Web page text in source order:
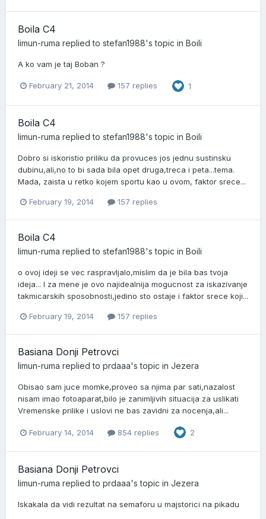
Boila C4
limun-ruma replied to stefan1988's topic in Boili
A ko vam je taj Boban ?
February 21, 2014 157 replies 1
Boila C4
limun-ruma replied to stefan1988's topic in Boili
Dobro si iskoristio priliku da provuces jos jednu sustinsku
dubinu,ali,no to bi sada bila opet druga,treca i peta...tema.
Mada, zaista u retko kojem sportu kao u ovom, faktor srece...
February 19, 2014 157 replies
Boila C4
limun-ruma replied to stefan1988's topic in Boili
o ovoj ideji se vec raspravljalo,mislim da je bila bas tvoja
ideja... I za mene je ovo najidealnija mogucnost za iskazivanje
takmicarskih sposobnosti,jedino sto ostaje i faktor srece koji...
February 19, 2014 157 replies
Basiana Donji Petrovci
limun-ruma replied to prdaaa's topic in Jezera
Obisao sam juce momke,proveo sa njima par sati,nazalost
nisam imao fotoaparat,bilo je zanimljivih situacija za uslikati
Vremenske prilike i uslovi ne bas zavidni za nocenja,ali...
February 14, 2014 854 replies 2
Basiana Donji Petrovci
limun-ruma replied to prdaaa's topic in Jezera
Iskakala da vidi rezultat na semaforu u majstorici na pikadu